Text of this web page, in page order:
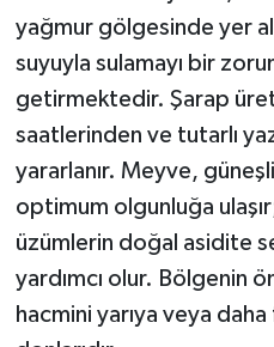
yağmur gölgesinde yer
suyuyla sulamayı bir
getirmektedir. Şarap
saatlerinden ve tutarlı yaz
yararlanır. Meyve,
optimum olgunluğa
üzümlerin doğal asidite
yardımcı olur. Bölgenin
hacmini yarıya veya